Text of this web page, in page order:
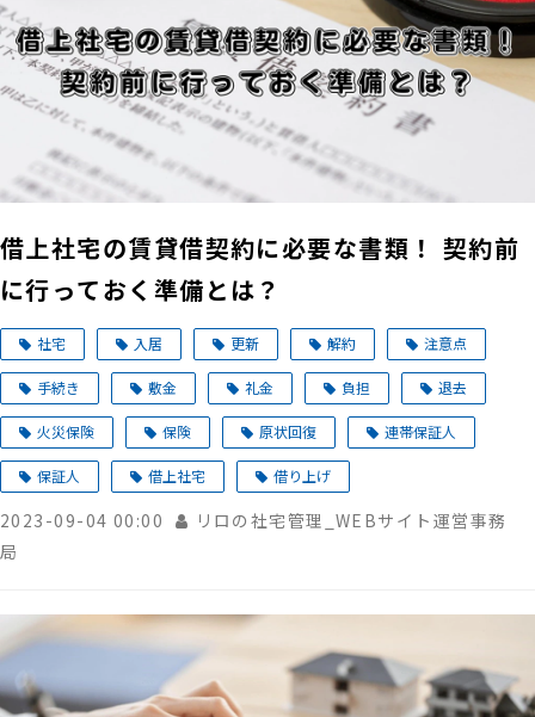
借上社宅の賃貸借契約に必要な書類！ 契約前
に行っておく準備とは？
社宅 入居 更新 解約 注意点
手続き 敷金 礼金 負担 退去
火災保険 保険 原状回復 連帯保証人
保証人 借上社宅 借り上げ
2023-09-04 00:00
リロの社宅管理_WEBサイト運営事務
局